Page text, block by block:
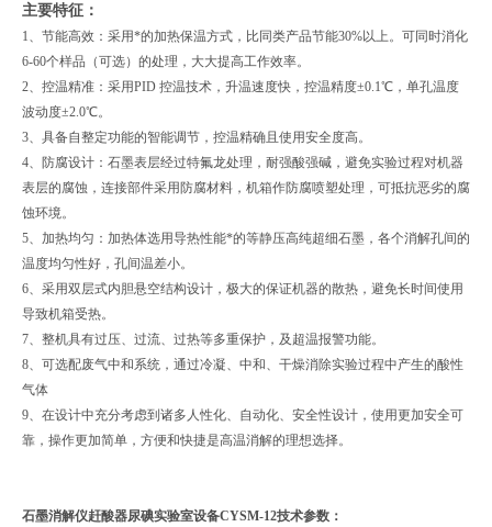
主要特征：
1、节能高效：采用*的加热保温方式，比同类产品节能30%以上。 可同时消化
6-60个样品（可选） 的处理，大大提高工作效率。
2、控温精准： 采用PID 控温技术，升温速度快 ，控温精度±0.1℃，单孔温度
波动度±2.0℃。
3、 具备自整定功能的智能调节，控温精确且使用安全度高。
4、防腐设计： 石墨表层经过特氟龙处理，耐强酸强碱，避免实验过程对机器
表层的腐蚀 ，连接部件采用防腐材料，机箱作防腐喷塑处理，可抵抗恶劣的腐
蚀环境。
5、加热均匀：加热体选用导热性能*的等静压高纯超细石墨，各个消解孔间的
温度均匀性好，孔间温差小。
6、 采用双层式内胆悬空结构设计，极大的保证机器的散热，避免长时间使用
导致机箱受热。
7、 整机具有过压、过流、过热等多重保护，及超温报警功能。
8、 可选配废气中和系统，通过冷凝、中和、干燥消除实验过程中产生的酸性
气体
9、 在设计中充分考虑到诸多人性化、自动化、安全性设计，使用更加安全可
靠，操作更加简单，方便和快捷是高温消解的理想选择。
石墨消解仪赶酸器尿碘实验室设备CYSM-12技术参数：